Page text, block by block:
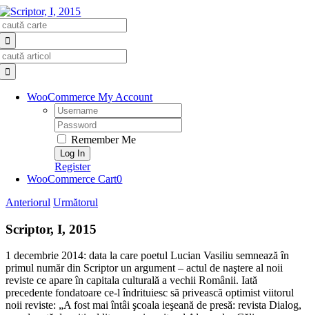
Skip
to
content
WooCommerce My Account
Username:
Password:
Remember Me
Register
WooCommerce Cart0
Anteriorul Următorul
Scriptor, I, 2015
1 decembrie 2014: data la care poetul Lucian Vasiliu semnează în
primul număr din Scriptor un argument – actul de naştere al noii
reviste ce apare în capitala culturală a vechii Românii. Iată
precedente fondatoare ce-l îndrituiesc să privească optimist viitorul
noii reviste: „A fost mai întâi şcoala ieşeană de presă: revista Dialog,